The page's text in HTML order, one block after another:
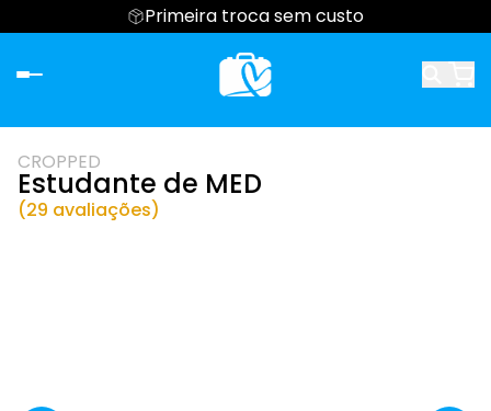
Primeira troca sem custo
CROPPED
Estudante de MED
(29 avaliações)